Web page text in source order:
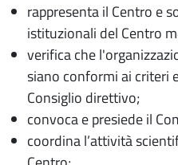
rappresenta il Centro e
istituzionali del Centro
verifica che
siano conformi ai criteri
Consiglio direttivo;
convoca e presiede il
coordina l’attività